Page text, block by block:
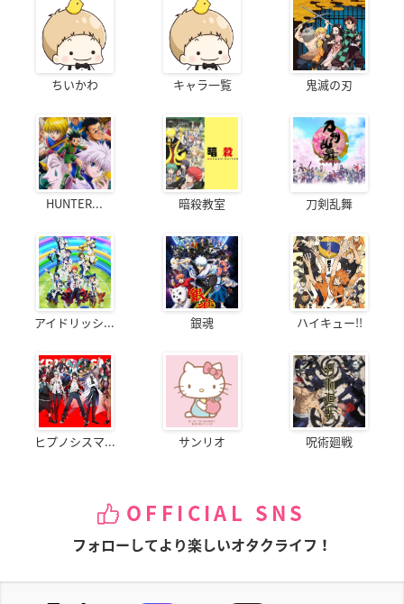
ちいかわ キャラ一覧 鬼滅の刃
HUNTER... 暗殺教室 刀剣乱舞
アイドリッシ... 銀魂 ハイキュー!!
ヒプノシスマ... サンリオ 呪術廻戦
OFFICIAL SNS
フォローしてより楽しいオタクライフ！